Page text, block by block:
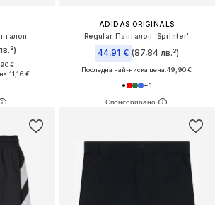
€
11,16 €
ADIDAS ORIGINALS
Regular Панталон 'Sprinter'
44,91 € (87,84 лв.³)
Последна най-ниска цена:49,90 €
+1